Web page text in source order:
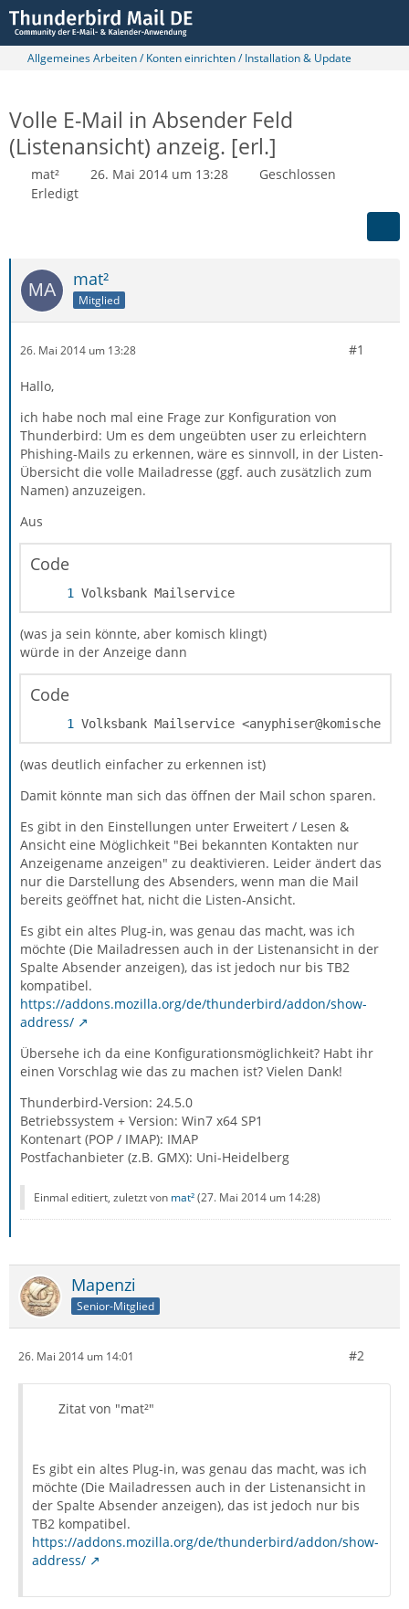
Allgemeines Arbeiten / Konten einrichten / Installation & Update
Volle E-Mail in Absender Feld
(Listenansicht) anzeig. [erl.]
mat² 26. Mai 2014 um 13:28
Geschlossen
Erledigt
mat²
Mitglied
26. Mai 2014 um 13:28 #1
Hallo,
ich habe noch mal eine Frage zur Konfiguration von
Thunderbird: Um es dem ungeübten user zu erleichtern
Phishing-Mails zu erkennen, wäre es sinnvoll, in der Listen-
Übersicht die volle Mailadresse (ggf. auch zusätzlich zum
Namen) anzuzeigen.
Aus
Code
Volksbank Mailservice
(was ja sein könnte, aber komisch klingt)
würde in der Anzeige dann
Code
Volksbank Mailservice
(was deutlich einfacher zu erkennen ist)
Damit könnte man sich das öffnen der Mail schon sparen.
Es gibt in den Einstellungen unter Erweitert / Lesen &
Ansicht eine Möglichkeit "Bei bekannten Kontakten nur
Anzeigename anzeigen" zu deaktivieren. Leider ändert das
nur die Darstellung des Absenders, wenn man die Mail
bereits geöffnet hat, nicht die Listen-Ansicht.
Es gibt ein altes Plug-in, was genau das macht, was ich
möchte (Die Mailadressen auch in der Listenansicht in der
Spalte Absender anzeigen), das ist jedoch nur bis TB2
kompatibel.
https://addons.mozilla.org/de/thunderbird/addon/show-
address/
Übersehe ich da eine Konfigurationsmöglichkeit? Habt ihr
einen Vorschlag wie das zu machen ist? Vielen Dank!
Thunderbird-Version: 24.5.0
Betriebssystem + Version: Win7 x64 SP1
Kontenart (POP / IMAP): IMAP
Postfachanbieter (z.B. GMX): Uni-Heidelberg
Einmal editiert, zuletzt von mat²(27. Mai 2014 um 14:28)
Mapenzi
Senior-Mitglied
26. Mai 2014 um 14:01 #2
Zitat von "mat²"
Es gibt ein altes Plug-in, was genau das macht, was ich
möchte (Die Mailadressen auch in der Listenansicht in
der Spalte Absender anzeigen), das ist jedoch nur bis
TB2 kompatibel.
https://addons.mozilla.org/de/thunderbird/addon/show-
address/